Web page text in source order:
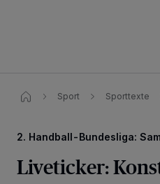
Sport Sporttexte
2. Handball-Bundesliga:
Liveticker: